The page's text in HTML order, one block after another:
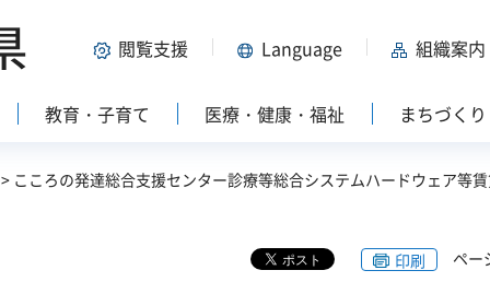
閲覧支援 Language 組織案内
教育・子育て 医療・健康・福祉 まちづく
> こころの発達総合支援センター診療等総合システムハードウェア等
印刷 ペー